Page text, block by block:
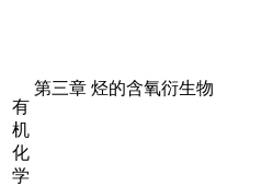
有
机
化
学
第三章 烃的含氧衍生物